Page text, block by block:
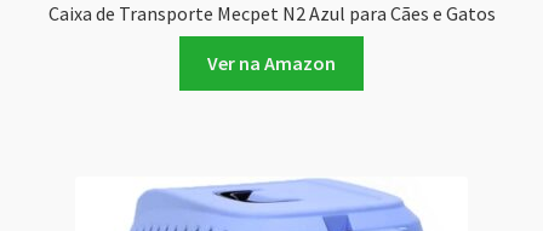
Caixa de Transporte Mecpet N2 Azul para Cães e Gatos
Ver na Amazon